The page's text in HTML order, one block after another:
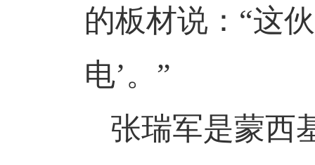
的板材说：“这
电’。”
张瑞军是蒙西